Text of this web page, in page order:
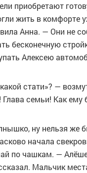
приобретают
жить в комфорте
Анна. — Они не
бесконечную
Алексею
стати»? —
семьи! Как ему
ну нельзя же
начала
по чашкам. —
Мальчик